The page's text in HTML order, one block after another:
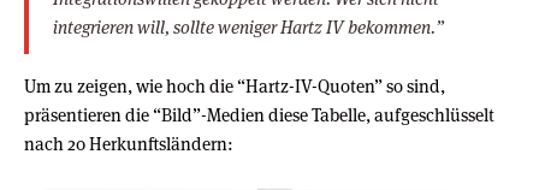
integrieren will, sollte weniger Hartz IV bekommen.”
Um zu zeigen, wie hoch die “Hartz-IV-Quoten” so sind,
präsentieren die “Bild”-Medien diese Tabelle, aufgeschlüsselt
nach 20 Herkunftsländern: